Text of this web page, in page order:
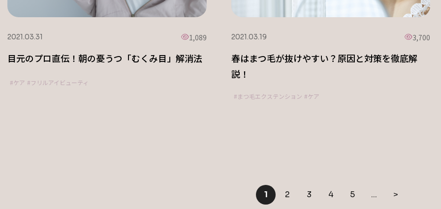
2021.03.31 1,089
目元のプロ直伝！朝の憂うつ「むくみ目」解消法
ケア フリルアイビューティ
2021.03.19 3,700
春はまつ毛が抜けやすい？原因と対策を徹底解
説！
まつ毛エクステンション ケア
1 2 3 4 5 ... >